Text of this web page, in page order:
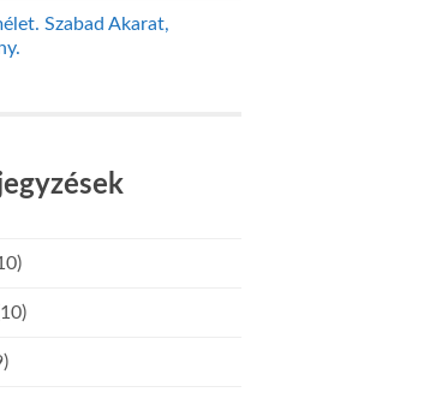
Szabad Akarat,